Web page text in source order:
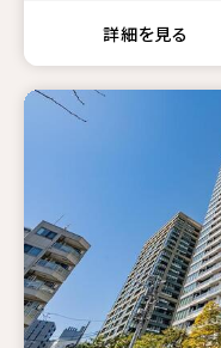
詳細を見る